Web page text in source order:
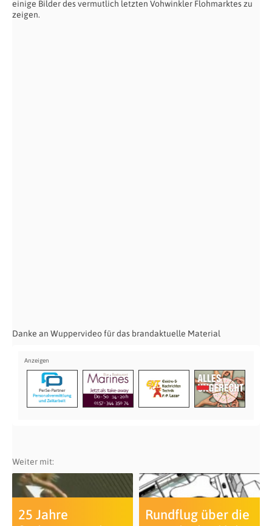
einige Bilder des vermutlich letzten Vohwinkler Flohmarktes zu
zeigen.
Danke an Wuppervideo für das brandaktuelle Material
Weiter mit:
25 Jahre
Rundflug über die